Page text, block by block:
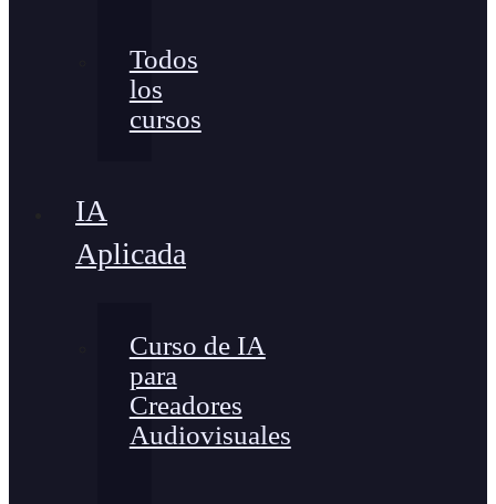
Todos
los
cursos
IA
Aplicada
Curso de IA
para
Creadores
Audiovisuales